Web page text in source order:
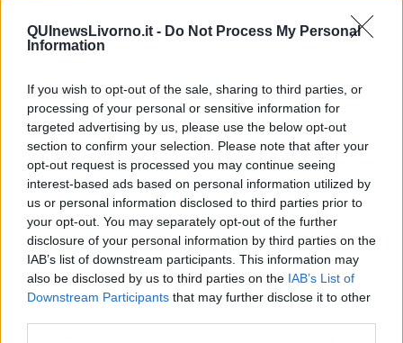
QUInewsLivorno.it - Do Not Process My Personal
Information
If you wish to opt-out of the sale, sharing to third parties, or
processing of your personal or sensitive information for
targeted advertising by us, please use the below opt-out
section to confirm your selection. Please note that after your
opt-out request is processed you may continue seeing
interest-based ads based on personal information utilized by
us or personal information disclosed to third parties prior to
your opt-out. You may separately opt-out of the further
disclosure of your personal information by third parties on the
IAB’s list of downstream participants. This information may
also be disclosed by us to third parties on the IAB’s List of
Downstream Participants that may further disclose it to other
Dragonheart
Con-ter?
L'amico
​L’anno del vaccino
Giulio Regeni
​Il rosario
Paolo Rossi
Maradona
Cronaca
​Ancora Covid
​Biden!
In memoria
​Ancora Francesco
Rieccoci